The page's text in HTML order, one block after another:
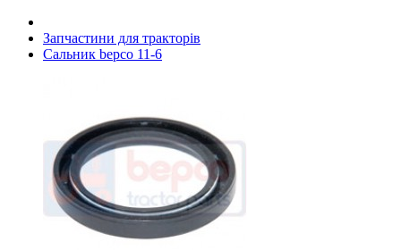
Запчастини для тракторів
Сальник bepco 11-6